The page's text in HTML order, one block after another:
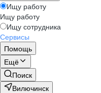
Ищу работу
Ищу работу
Ищу сотрудника
Сервисы
Помощь
Ещё
Поиск
Вилючинск